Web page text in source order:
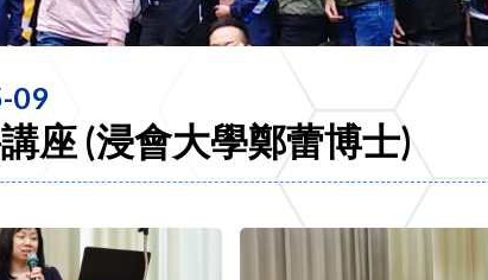
09
座 (浸會大學鄭蕾博士)